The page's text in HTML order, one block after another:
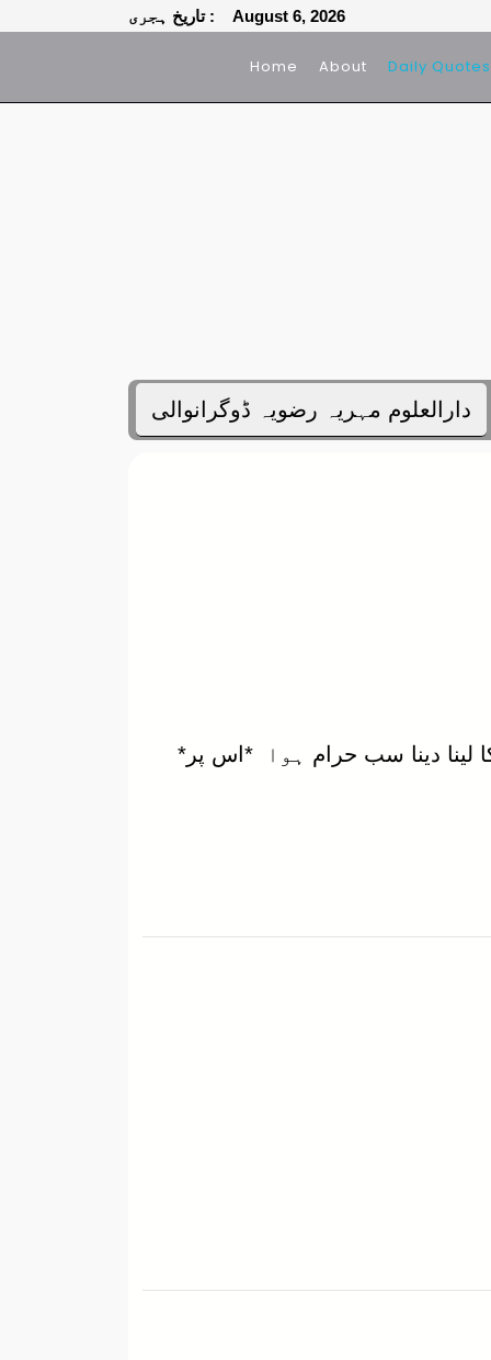
تاریخ ہجری : August 6, 2026
Home About Daily Quotes
دارالعلوم مہریہ رضویہ ڈوگرانوالی
*خالی دعا پر اجرت ٹھرالینا بوجوہ حرام ہے ، اور وہ روپے کہ اسے ملے محض حرام ہے،* *ان کا لینا دینا سب حرام ہوا *اس پر